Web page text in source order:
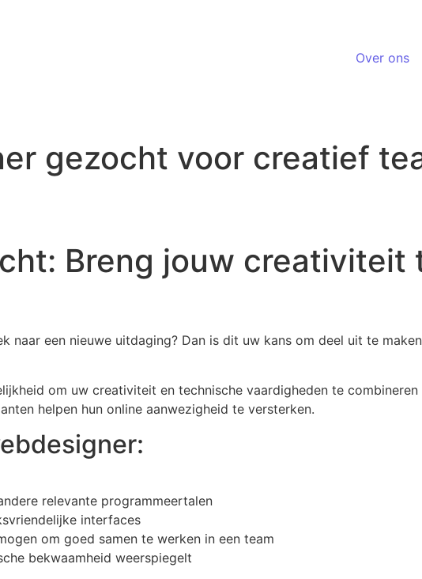
Over ons
gezocht voor creatief
Breng jouw creativiteit
naar een nieuwe uitdaging? Dan is dit uw kans om deel uit te
om uw creativiteit en technische vaardigheden te combineren
helpen hun online aanwezigheid te versterken.
relevante programmeertalen
interfaces
om goed samen te werken in een team
bekwaamheid weerspiegelt